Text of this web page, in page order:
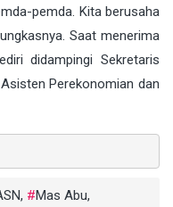
pemda. Kita berusaha
Saat menerima
didampingi Sekretaris
Perekonomian dan
, Mas Abu,